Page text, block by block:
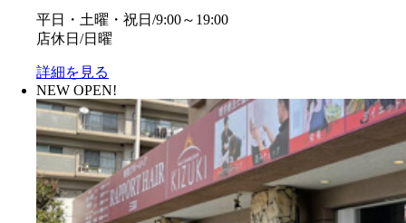
平日・土曜・祝日/9:00～19:00
店休日/日曜
詳細を見る
NEW OPEN!